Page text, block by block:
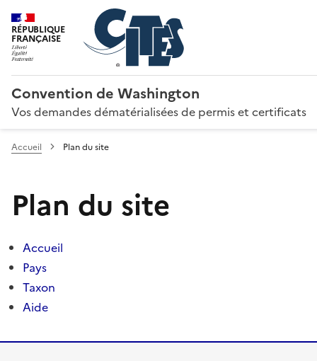
RÉPUBLIQUE
FRANÇAISE
Convention de Washington
Vos demandes dématérialisées de permis et certificats
Accueil Plan du site
Plan du site
Accueil
Pays
Taxon
Aide